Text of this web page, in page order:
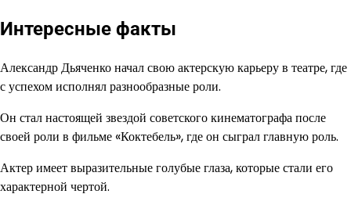
Интересные факты
Александр Дьяченко начал свою актерскую карьеру в театре, где
с успехом исполнял разнообразные роли.
Он стал настоящей звездой советского кинематографа после
своей роли в фильме «Коктебель», где он сыграл главную роль.
Актер имеет выразительные голубые глаза, которые стали его
характерной чертой.